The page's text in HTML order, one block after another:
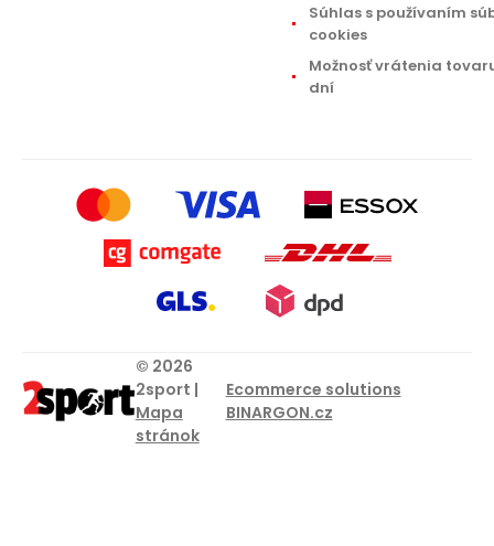
Súhlas s používaním
cookies
Možnosť vrátenia
dní
© 2026
2sport |
Mapa
stránok
Ecommerce solutions
BINARGON.cz